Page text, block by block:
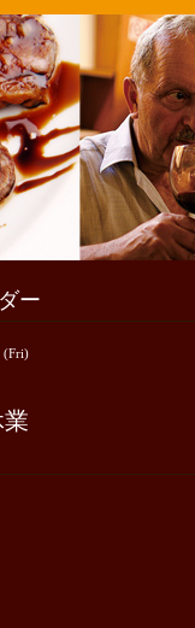
ー
(Fri)